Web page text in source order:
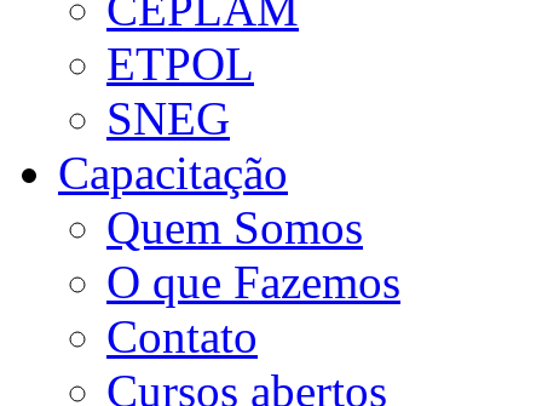
ETPOL
SNEG
Capacitação
Quem Somos
O que Fazemos
Contato
Cursos abertos